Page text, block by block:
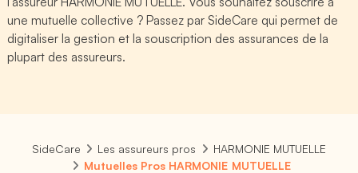
une mutuelle collective ? Passez par SideCare qui permet de
digitaliser la gestion et la souscription des assurances de la
plupart des assureurs.
SideCare Les assureurs pros
HARMONIE MUTUELLE
Mutuelles Pros HARMONIE MUTUELLE